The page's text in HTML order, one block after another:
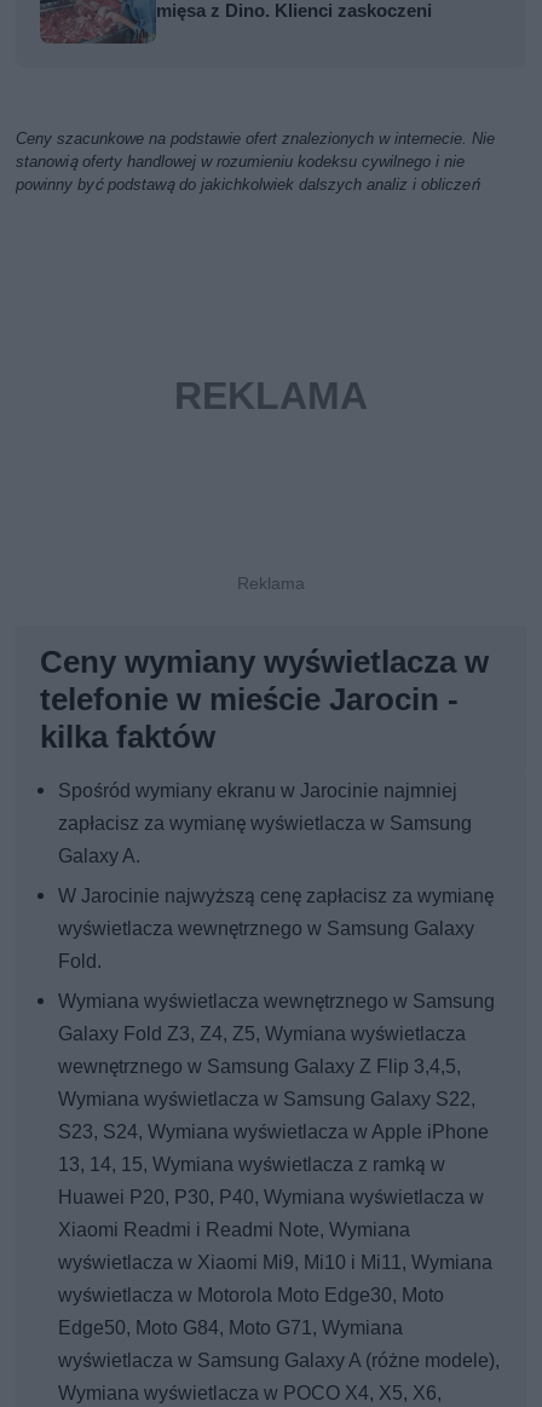
mięsa z Dino. Klienci zaskoczeni
Ceny szacunkowe na podstawie ofert znalezionych w internecie. Nie
stanowią oferty handlowej w rozumieniu kodeksu cywilnego i nie
powinny być podstawą do jakichkolwiek dalszych analiz i obliczeń
Ceny wymiany wyświetlacza w
telefonie w mieście Jarocin -
kilka faktów
Spośród wymiany ekranu w Jarocinie najmniej
zapłacisz za wymianę wyświetlacza w Samsung
Galaxy A.
W Jarocinie najwyższą cenę zapłacisz za wymianę
wyświetlacza wewnętrznego w Samsung Galaxy
Fold.
Wymiana wyświetlacza wewnętrznego w Samsung
Galaxy Fold Z3, Z4, Z5, Wymiana wyświetlacza
wewnętrznego w Samsung Galaxy Z Flip 3,4,5,
Wymiana wyświetlacza w Samsung Galaxy S22,
S23, S24, Wymiana wyświetlacza w Apple iPhone
13, 14, 15, Wymiana wyświetlacza z ramką w
Huawei P20, P30, P40, Wymiana wyświetlacza w
Xiaomi Readmi i Readmi Note, Wymiana
wyświetlacza w Xiaomi Mi9, Mi10 i Mi11, Wymiana
wyświetlacza w Motorola Moto Edge30, Moto
Edge50, Moto G84, Moto G71, Wymiana
wyświetlacza w Samsung Galaxy A (różne modele),
Wymiana wyświetlacza w POCO X4, X5, X6,